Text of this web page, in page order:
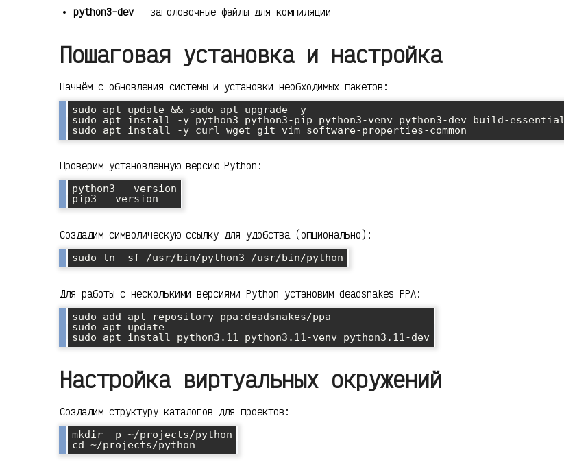
python3-dev— заголовочные файлы для компиляции
Пошаговая установка и настройка
Начнём с обновления системы и установки необходимых пакетов:
sudo apt update && sudo apt upgrade -y
sudo apt install -y python3 python3-pip python3-venv python3-dev build-essential
Проверим установленную версию Python:
python3 --version
Создадим символическую ссылку для удобства (опционально):
Для работы с несколькими версиями Python установим deadsnakes PPA:
sudo add-apt-repository ppa:deadsnakes/ppa
sudo apt update
Настройка виртуальных окружений
Создадим структуру каталогов для проектов:
mkdir -p ~/projects/python